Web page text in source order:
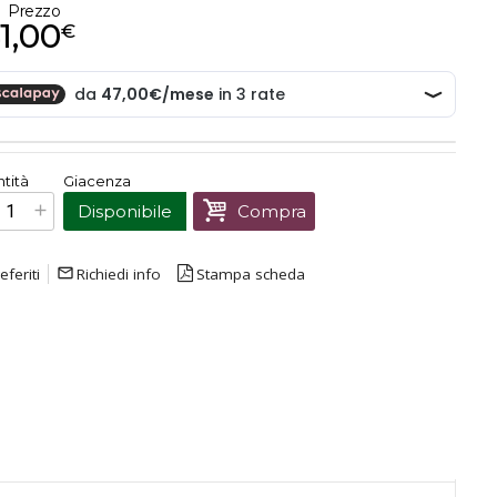
Prezzo
€
Prezzo finale:€141,00
Giacenza
Disponibile Compra
mail_outline Richiedi info Stampa scheda